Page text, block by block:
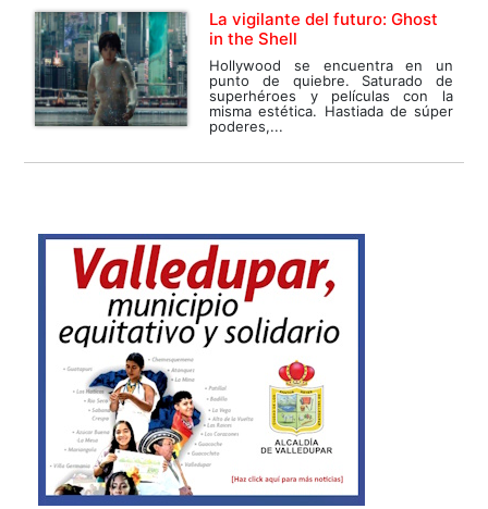
La vigilante del futuro: Ghost
in the Shell
Hollywood se encuentra en un
punto de quiebre. Saturado de
superhéroes y películas con la
misma estética. Hastiada de súper
poderes,...